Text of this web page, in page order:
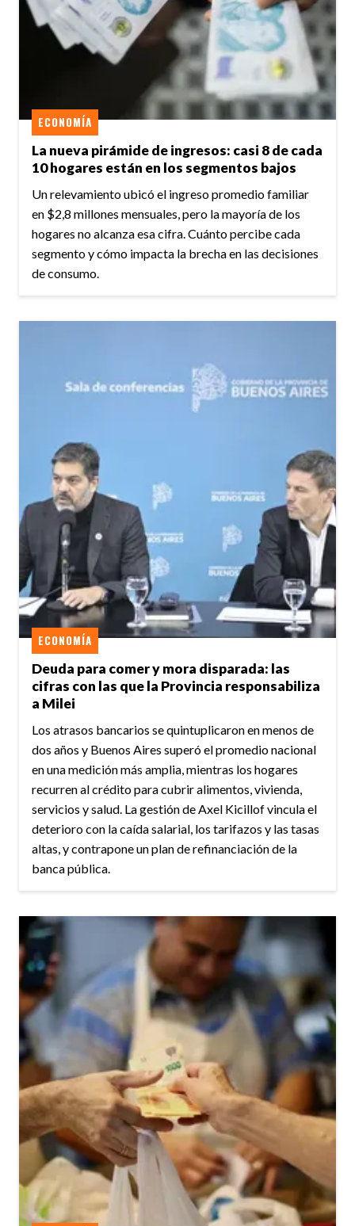
La nueva pirámide de ingresos: casi 8 de cada
10 hogares están en los segmentos bajos
ECONOMÍA
Un relevamiento ubicó el ingreso promedio familiar
en $2,8 millones mensuales, pero la mayoría de los
hogares no alcanza esa cifra. Cuánto percibe cada
segmento y cómo impacta la brecha en las decisiones
de consumo.
Deuda para comer y mora disparada: las
cifras con las que la Provincia responsabiliza
a Milei
ECONOMÍA
Los atrasos bancarios se quintuplicaron en menos de
dos años y Buenos Aires superó el promedio nacional
en una medición más amplia, mientras los hogares
recurren al crédito para cubrir alimentos, vivienda,
servicios y salud. La gestión de Axel Kicillof vincula el
deterioro con la caída salarial, los tarifazos y las tasas
altas, y contrapone un plan de refinanciación de la
banca pública.